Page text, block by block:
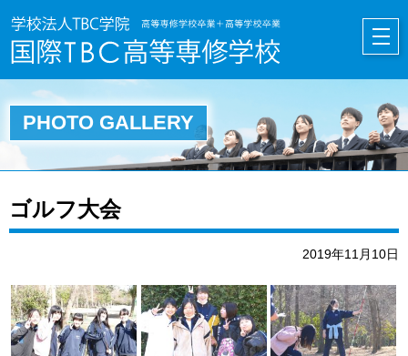
PHOTO GALLERY
ゴルフ大会
2019年11月10日